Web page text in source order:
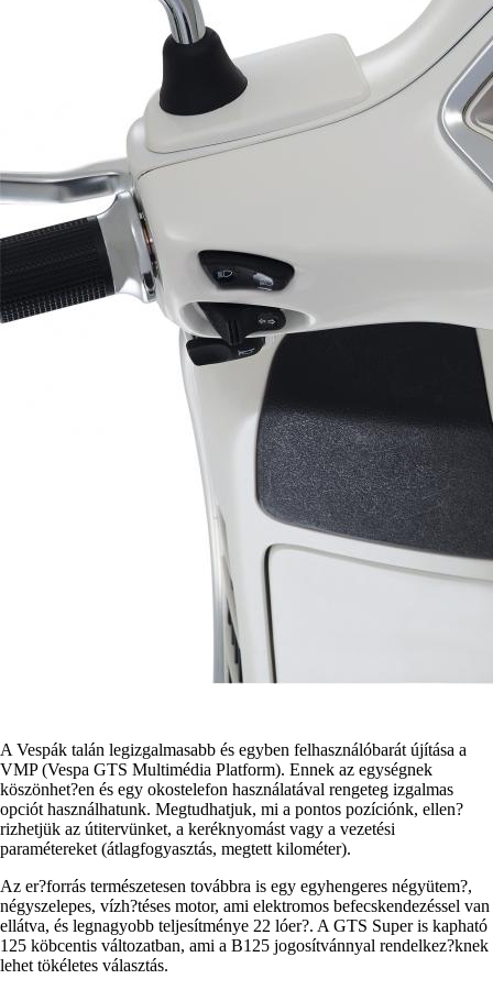
A Vespák talán legizgalmasabb és egyben felhasználóbarát újítása a
VMP (Vespa GTS Multimédia Platform). Ennek az egységnek
köszönhet?en és egy okostelefon használatával rengeteg izgalmas
opciót használhatunk. Megtudhatjuk, mi a pontos pozíciónk, ellen?
rizhetjük az útitervünket, a keréknyomást vagy a vezetési
paramétereket (átlagfogyasztás, megtett kilométer).
Az er?forrás természetesen továbbra is egy egyhengeres négyütem?,
négyszelepes, vízh?téses motor, ami elektromos befecskendezéssel van
ellátva, és legnagyobb teljesítménye 22 lóer?. A GTS Super is kapható
125 köbcentis változatban, ami a B125 jogosítvánnyal rendelkez?knek
lehet tökéletes választás.